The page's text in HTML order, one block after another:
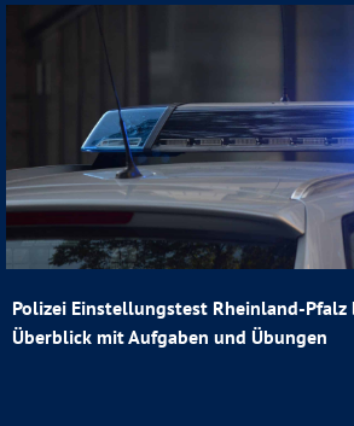
Polizei Einstellungstest Rheinland-Pfalz
Überblick mit Aufgaben und Übungen